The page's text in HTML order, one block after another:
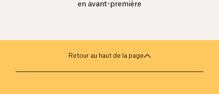
en avant-première
Retour au haut de la page